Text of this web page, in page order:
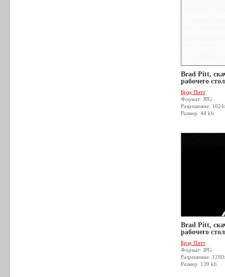
Brad Pitt,
рабочего
Брэд Питт
Формат: JPG
Разрешение:
Размер: 44 kb
Brad Pitt,
рабочего
Брэд Питт
Формат: JPG
Разрешение:
Размер: 139 kb